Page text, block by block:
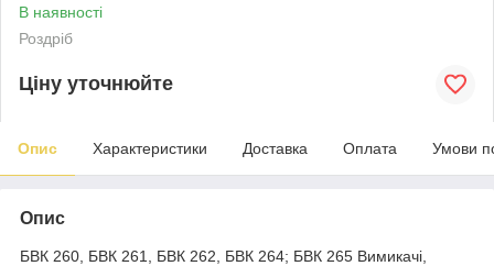
В наявності
Роздріб
Ціну уточнюйте
Опис Характеристики Доставка Оплата Умови
Опис
БВК 260, БВК 261, БВК 262, БВК 264; БВК 265 Вимикачі,